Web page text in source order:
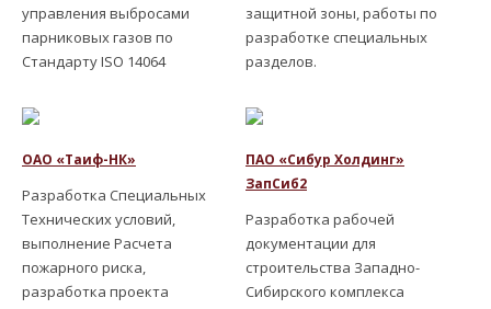
управления выбросами
парниковых газов по
Стандарту ISO 14064
защитной зоны, работы по
разработке специальных
разделов.
ОАО «Таиф-НК»
Разработка Специальных
Технических условий,
выполнение Расчета
пожарного риска,
разработка проекта
ПАО «Сибур Холдинг»
ЗапСиб2
Разработка рабочей
документации для
строительства Западно-
Сибирского комплекса